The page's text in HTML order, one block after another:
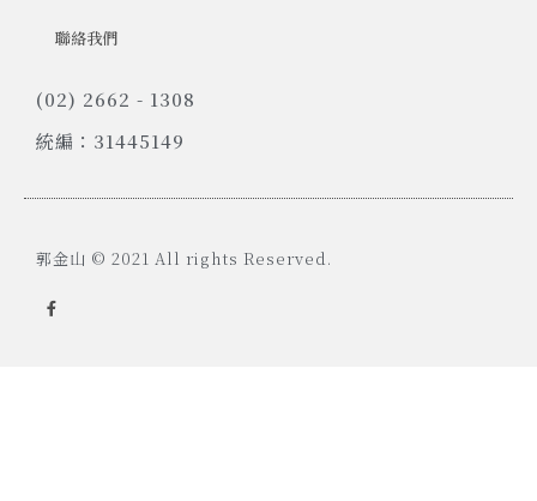
聯絡我們
(02) 2662 - 1308
統編：31445149
郭金山 © 2021 All rights Reserved.